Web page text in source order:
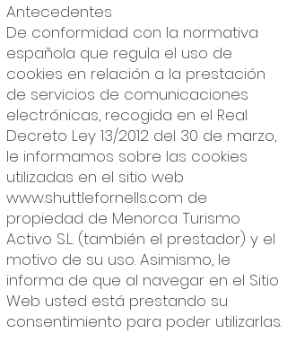
Antecedentes
De conformidad con la normativa
española que regula el uso de
cookies en relación a la prestación
de servicios de comunicaciones
electrónicas, recogida en el Real
Decreto Ley 13/2012 del 30 de marzo,
le informamos sobre las cookies
utilizadas en el sitio web
www.shuttlefornells.com de
propiedad de Menorca Turismo
Activo S.L. (también el prestador) y el
motivo de su uso. Asimismo, le
informa de que al navegar en el Sitio
Web usted está prestando su
consentimiento para poder utilizarlas.